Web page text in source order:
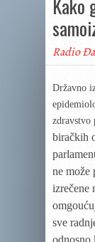
Kako
Radio
Državno
zdravstvo
biračkih
ne može
izrečene
sve
odnosno